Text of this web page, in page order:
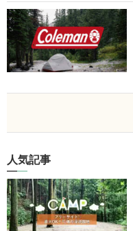
人気記事